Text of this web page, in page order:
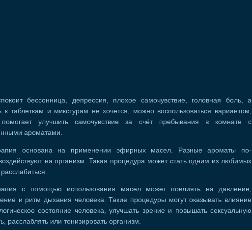
бессонница, депрессия, плохое самочувствие, головная боль, а
к таблеткам и микстурам не хочется, можно воспользоваться вариантом,
помогает улучшить самочувствие за счёт пребывания в комнате с
ароматами.
основана на применении эфирных масел. Разные ароматы по-
на организм. Такая процедура может стать одним из любимых
с помощью использования масел может повлиять на давление,
и ритм дыхания человека. Такие процедуры могут оказывать влияние
состояние человека, улучшать зрение и повышать сексуальную
расслаблять или тонизировать организм.